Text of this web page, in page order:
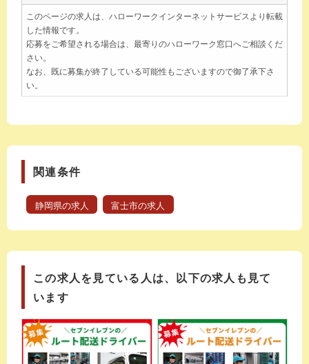
このページの求人は、ハローワークインターネットサービスより転載
した情報です。
応募をご希望される場合は、最寄りのハローワーク窓口へご相談くだ
さい。
なお、既に募集が終了している可能性もございますので御了承下さ
い。
関連条件
静岡県の求人 富士市の求人
この求人を見ている人は、以下の求人も見て
います